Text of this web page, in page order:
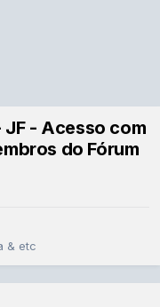
JF - Acesso com
do Fórum
& etc